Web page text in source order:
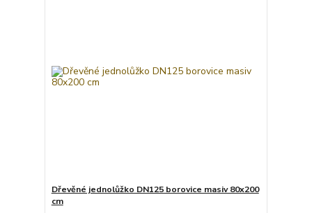
Dřevěné jednolůžko DN125 borovice masiv 80x200
cm